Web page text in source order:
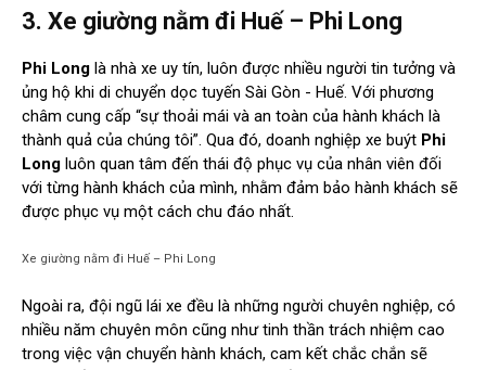
3. Xe giường nằm đi Huế – Phi Long
Phi Long là nhà xe uy tín, luôn được nhiều người tin tưởng và
ủng hộ khi di chuyển dọc tuyến Sài Gòn - Huế. Với phương
châm cung cấp “sự thoải mái và an toàn của hành khách là
thành quả của chúng tôi”. Qua đó, doanh nghiệp xe buýt Phi
Long luôn quan tâm đến thái độ phục vụ của nhân viên đối
với từng hành khách của mình, nhằm đảm bảo hành khách sẽ
được phục vụ một cách chu đáo nhất.
Xe giường nằm đi Huế – Phi Long
Ngoài ra, đội ngũ lái xe đều là những người chuyên nghiệp, có
nhiều năm chuyên môn cũng như tinh thần trách nhiệm cao
trong việc vận chuyển hành khách, cam kết chắc chắn sẽ